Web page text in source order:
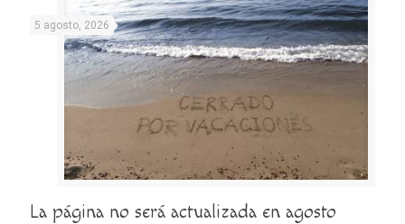
5 agosto, 2026
La página no será actualizada en agosto